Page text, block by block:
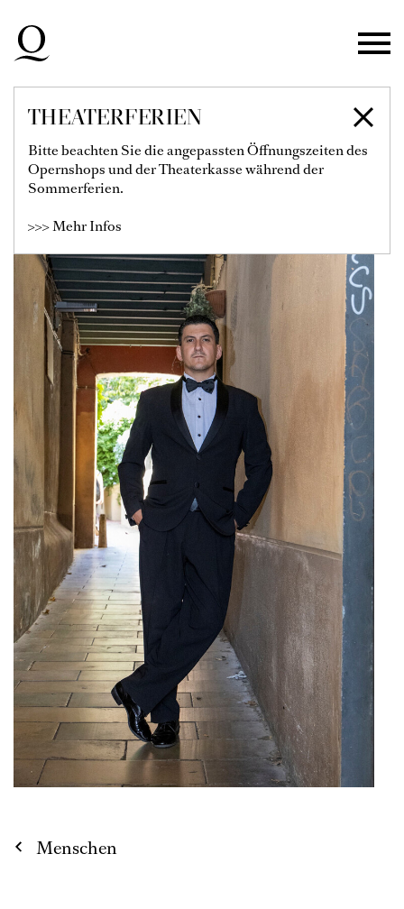
Zur Hauptnavigation springen
Zum Hauptinhalt springen
Zum Footer springen
THEATERFERIEN
Bitte beachten Sie die angepassten Öffnungszeiten des
Opernshops und der Theaterkasse während der
Sommerferien.
>>> Mehr Infos
MARIANO AGUSTÍN
Menschen